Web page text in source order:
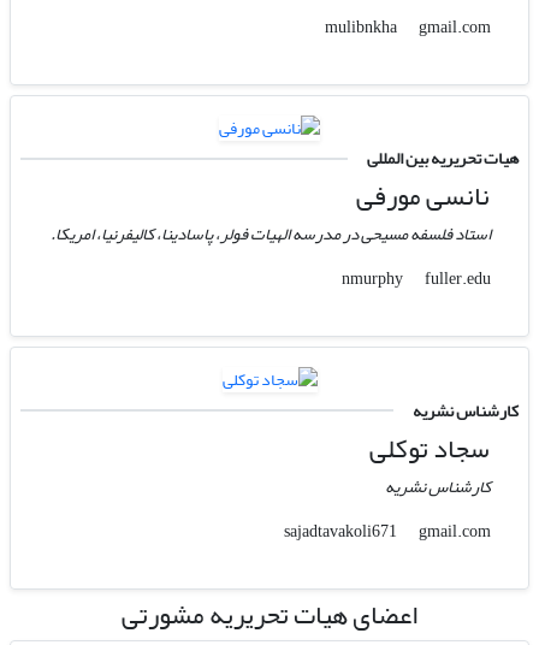
mulibnkha
gmail.com
هیات تحریریه بین المللی
نانسی مورفی
استاد فلسفه مسیحی در مدرسه الهیات فولر، پاسادینا، کالیفرنیا، امریکا.
nmurphy
fuller.edu
کارشناس نشریه
سجاد توکلی
کارشناس نشریه
sajadtavakoli671
gmail.com
اعضای هیات تحریریه مشورتی